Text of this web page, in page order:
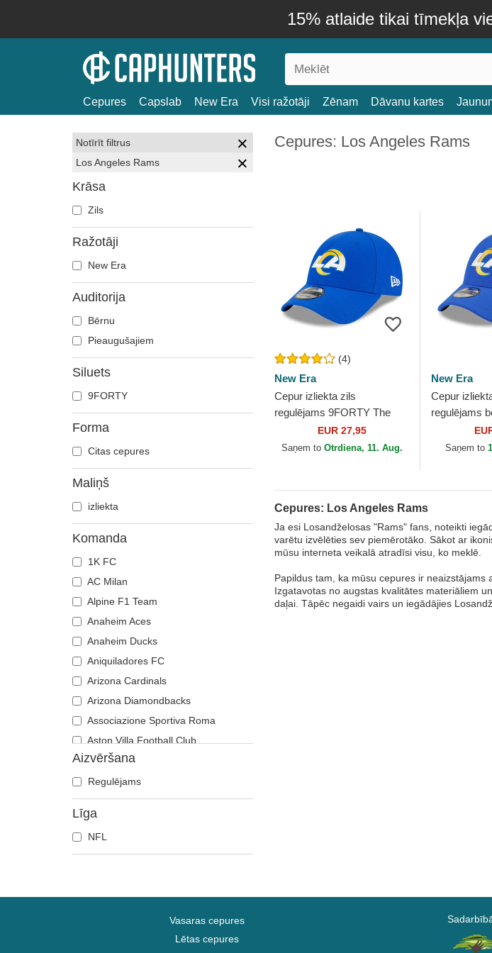
15% atlaide tikai tīmekļa
Cepures Capslab New Era Visi ražotāji Zēnam Dāvanu kartes
Notīrīt filtrus
Los Angeles Rams
Krāsa
Zils
Ražotāji
New Era
Auditorija
Bērnu
Pieaugušajiem
Siluets
9FORTY
Forma
Citas cepures
Maliņš
izliekta
Komanda
1K FC
AC Milan
Alpine F1 Team
Anaheim Aces
Anaheim Ducks
Aniquiladores FC
Arizona Cardinals
Arizona Diamondbacks
Associazione Sportiva Roma
Aston Villa Football Club
Atlanta Braves
Atlanta Falcons
Boston Bruins
Boston Celtics
Boston Red Sox
Chelsea Football Club
Chicago Blackhawks
Aizvēršana
Regulējams
Līga
NFL
Cepures: Los Angeles Rams
(4)
New Era
Cepur izliekta zils
regulējams 9FORTY The
League no Los Angeles
Rams NFL no New Era
EUR 27,95
Saņem to Otrdiena, 11. Aug.
New Era
Cepur
regulējams
9FORTY
Angeles
Saņem to
Cepures: Los Angeles Rams
Ja esi Losandželosas "Rams" fans, noteikti
varētu izvēlēties sev piemērotāko. Sākot ar
mūsu interneta veikalā atradīsi visu, ko meklē.
Papildus tam, ka mūsu cepures ir
Izgatavotas no augstas kvalitātes materiāliem
daļai. Tāpēc negaidi vairs un iegādājies
Vasaras cepures
Lētas cepures